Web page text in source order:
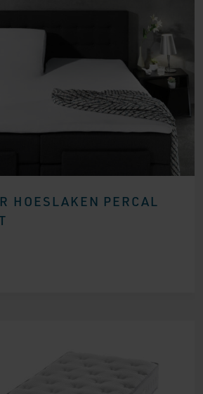
HOESLAKEN PERCAL